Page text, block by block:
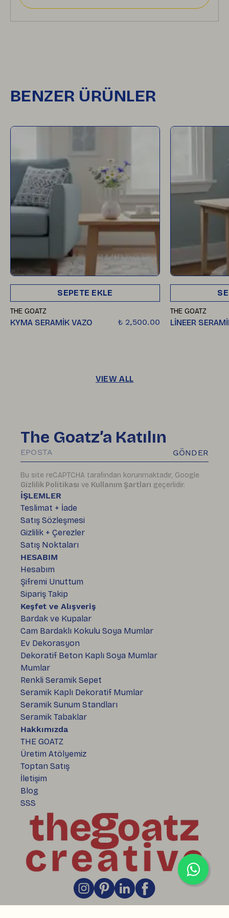
BENZER ÜRÜNLER
SEPETE EKLE
THE GOATZ
KYMA SERAMİK VAZO ₺ 2,500.00
THE GOATZ
LİNEER
VIEW ALL
İŞLEMLER
Teslimat + İade
Satış Sözleşmesi
Gizlilik + Çerezler
Satış Noktaları
HESABIM
Hesabım
Şifremi Unuttum
Sipariş Takip
Keşfet ve Alışveriş
Bardak ve Kupalar
Cam Bardaklı Kokulu Soya Mumlar
Ev Dekorasyon
Dekoratif Beton Kaplı Soya Mumlar
Mumlar
Renkli Seramik Sepet
Seramik Kaplı Dekoratif Mumlar
Seramik Sunum Standları
Seramik Tabaklar
Hakkımızda
THE GOATZ
Üretim Atölyemiz
Toptan Satış
İletişim
Blog
SSS
The Goatz’a Katılın
GÖNDER
Bu site reCAPTCHA tarafından korunmaktadır, Google
Gizlilik Politikası ve Kullanım Şartları geçerlidir.